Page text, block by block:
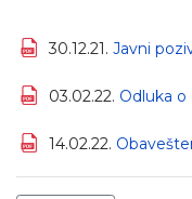
30.12.21. Javni
03.02.22. Odluka o
14.02.22.